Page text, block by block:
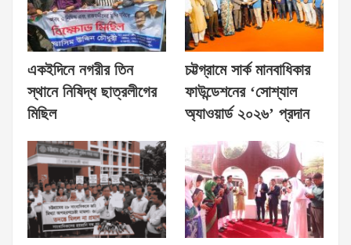
একইদিনে নগরীর তিন
স্থানে নিষিদ্ধ ছাত্রলীগের
মিছিল
চট্টগ্রামে সার্ক মানবাধিকার
ফাউন্ডেশনের ‘সোশ্যাল
অ্যাওয়ার্ড ২০২৬’ প্রদান